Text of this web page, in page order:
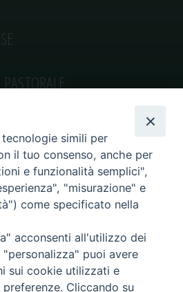
simili per
il tuo consenso, anche per
e funzionalità semplici",
"misurazione" e
come specificato nella
acconsenti all'utilizzo dei
puoi avere
sui cookie utilizzati e
Cliccando su